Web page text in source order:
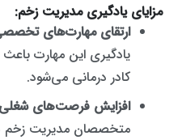
مزایای یادگیری مدیریت زخم:
ارتقای مهارت‌های
یادگیری این مهارت
کادر درمانی می‌شود.
افزایش فرصت‌های
متخصصان مدیریت زخم